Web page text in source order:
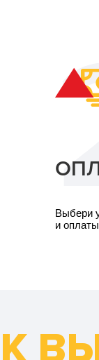
Выбери
и оплаты